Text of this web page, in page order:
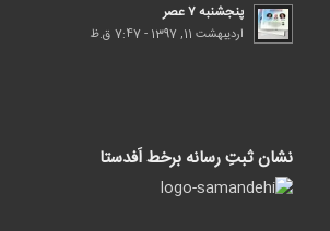
پنجشنبه ۷ عصر
اردیبهشت 11, 1397 - 7:47 ق.ظ
نشان ثبتِ رسانه برخط اَفدستا